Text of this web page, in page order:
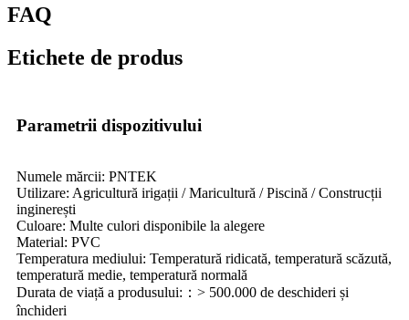
FAQ
Etichete de produs
Parametrii dispozitivului
Numele mărcii: PNTEK
Utilizare: Agricultură irigații / Maricultură / Piscină / Construcții
inginerești
Culoare: Multe culori disponibile la alegere
Material: PVC
Temperatura mediului: Temperatură ridicată, temperatură scăzută,
temperatură medie, temperatură normală
Durata de viață a produsului:：> 500.000 de deschideri și
închideri